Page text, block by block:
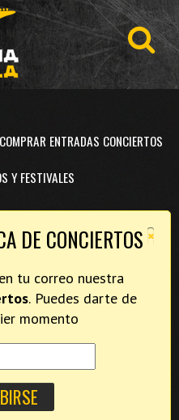
COMPRAR ENTRADAS CONCIERTOS
Y FESTIVALES
×
DE CONCIERTOS
tu correo nuestra
. Puedes darte de
momento